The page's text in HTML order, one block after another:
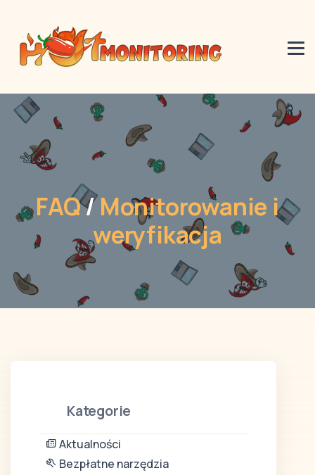
FAQ/Monitorowanie i
weryfikacja
Kategorie
Aktualności
Bezpłatne narzędzia